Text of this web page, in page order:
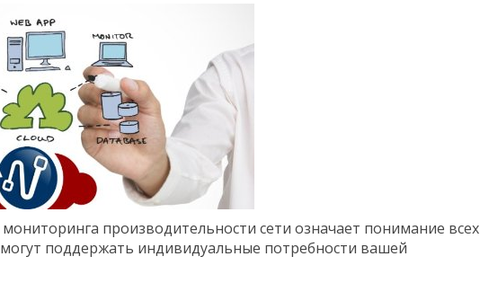
производительности сети означает понимание всех
поддержать индивидуальные потребности вашей